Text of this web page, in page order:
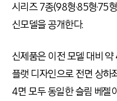
시리즈 7종(98형·85형·75
신모델을 공개한다.
신제품은 이전 모델 대비
플랫 디자인으로 전면 상
4면 모두 동일한 슬림 베젤